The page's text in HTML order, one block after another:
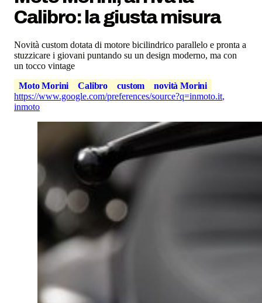
Calibro: la giusta misura
Novità custom dotata di motore bicilindrico parallelo e pronta a
stuzzicare i giovani puntando su un design moderno, ma con
un tocco vintage
Moto Morini
Calibro custom
novità Morini
https://www.google.com/preferences/source?q=inmoto.it,
inmoto